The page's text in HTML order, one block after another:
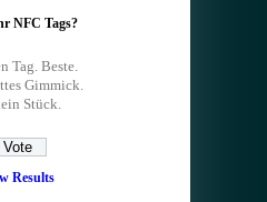
NFC Tags?
Tag. Beste.
Gimmick.
Stück.
Results